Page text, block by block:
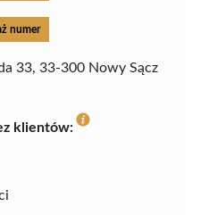
numer
33, 33-300 Nowy Sącz
klientów: